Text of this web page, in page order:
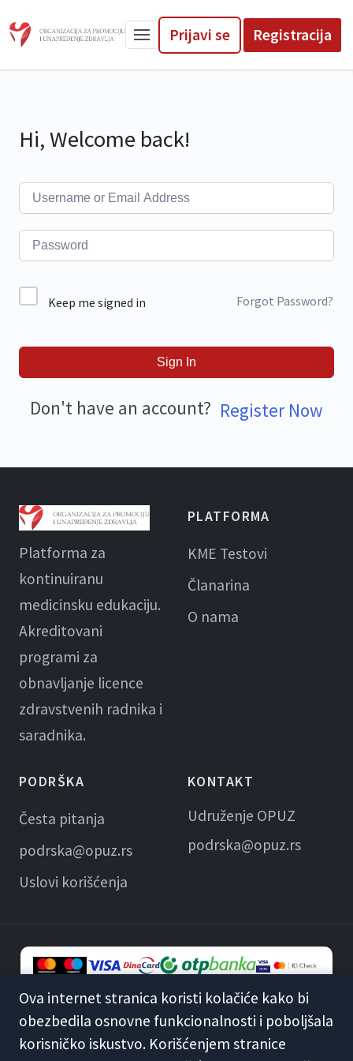
Prijavi se Registracija
Hi, Welcome back!
Keep me signed in Forgot Password?
Sign In
Don't have an account? Register Now
Platforma za
kontinuiranu
medicinsku edukaciju.
Akreditovani
programi za
obnavljanje licence
zdravstvenih radnika i
saradnika.
PLATFORMA
KME Testovi
Članarina
O nama
PODRŠKA
Česta pitanja
podrska@opuz.rs
Uslovi korišćenja
KONTAKT
Udruženje OPUZ
podrska@opuz.rs
© 2026 KME Opuz · Udruženje OPUZ
Opšti uslovi korišćenja
Ova internet stranica koristi kolačiće kako bi
obezbedila osnovne funkcionalnosti i poboljšala
korisničko iskustvo. Korišćenjem stranice